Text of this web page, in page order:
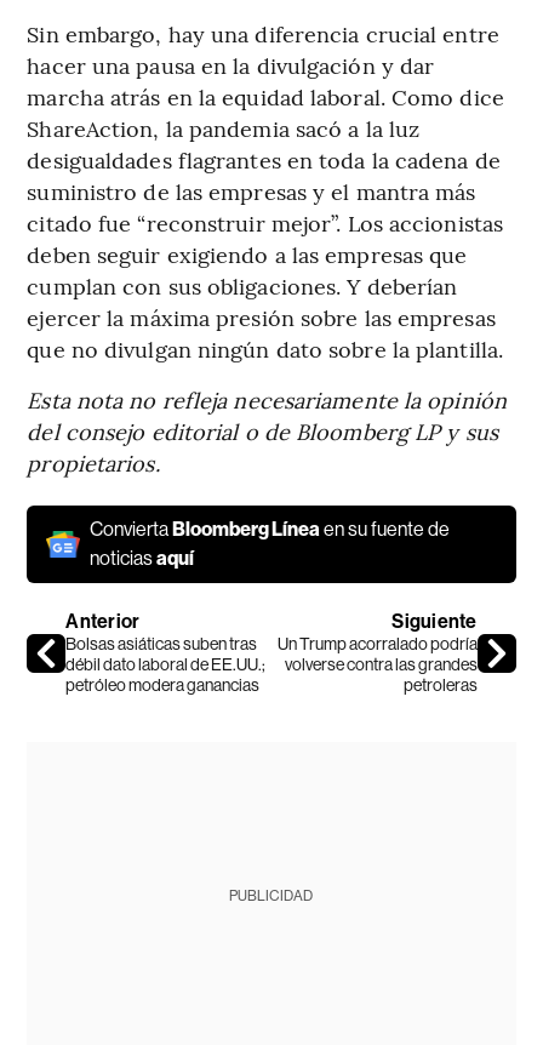
Sin embargo, hay una diferencia crucial entre
hacer una pausa en la divulgación y dar
marcha atrás en la equidad laboral. Como dice
ShareAction, la pandemia sacó a la luz
desigualdades flagrantes en toda la cadena de
suministro de las empresas y el mantra más
citado fue “reconstruir mejor”. Los accionistas
deben seguir exigiendo a las empresas que
cumplan con sus obligaciones. Y deberían
ejercer la máxima presión sobre las empresas
que no divulgan ningún dato sobre la plantilla.
Esta nota no refleja necesariamente la opinión
del consejo editorial o de Bloomberg LP y sus
propietarios.
ConviertaBloomberg Líneaen su fuente de
noticiasaquí
Anterior
Bolsas asiáticas suben tras
débil dato laboral de EE.UU.;
petróleo modera ganancias
Siguiente
Un Trump acorralado podría
volverse contra las grandes
petroleras
PUBLICIDAD